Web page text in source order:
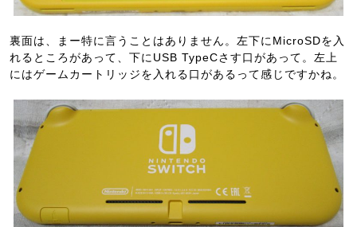
裏面は、まー特に言うことはありません。左下にMicroSDを入
れるところがあって、下にUSB TypeCさす口があって。左上
にはゲームカートリッジを入れる口があるって感じですかね。